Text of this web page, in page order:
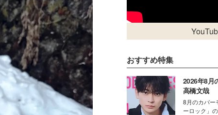
おすすめ特集
2026年8月
高橋文哉
8月のカバー
ーロック」